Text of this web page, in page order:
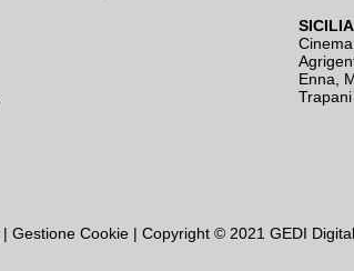
SICILIA
Enna
Trapani
| Gestione Cookie | Copyright © 2021 GEDI